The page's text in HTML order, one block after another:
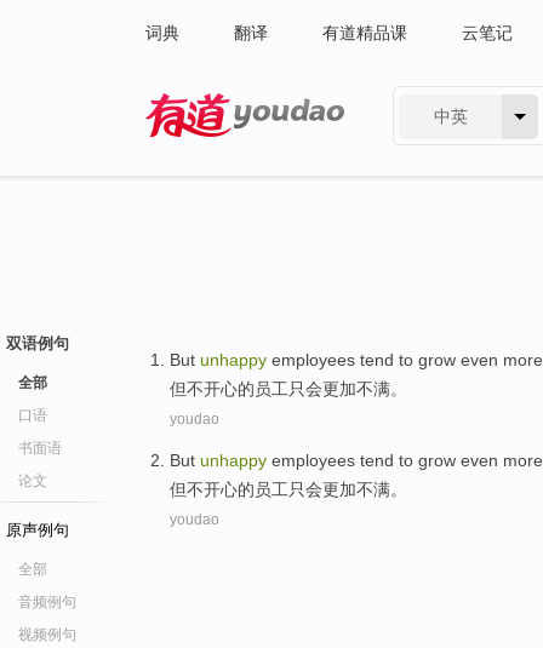
词典 翻译 有道精品课 云笔记
中英
双语例句
全部
口语
书面语
论文
原声例句
全部
音频例句
视频例句
But unhappy employees tend to grow even more
但不开心的员工只会更加不满。
youdao
But unhappy employees tend to grow even more
但不开心的员工只会更加不满。
youdao